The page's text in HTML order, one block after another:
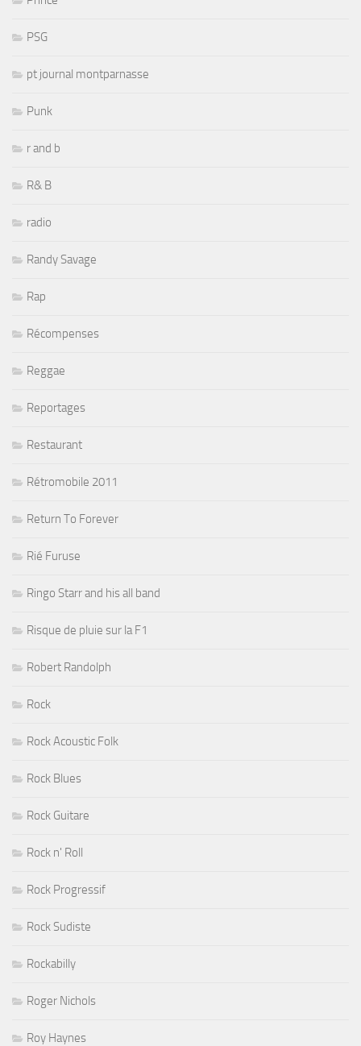
PSG
pt journal montparnasse
Punk
r and b
R& B
radio
Randy Savage
Rap
Récompenses
Reggae
Reportages
Restaurant
Rétromobile 2011
Return To Forever
Rié Furuse
Ringo Starr and his all band
Risque de pluie sur la F1
Robert Randolph
Rock
Rock Acoustic Folk
Rock Blues
Rock Guitare
Rock n' Roll
Rock Progressif
Rock Sudiste
Rockabilly
Roger Nichols
Roy Haynes